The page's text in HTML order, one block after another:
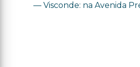
— Visconde: na Avenida